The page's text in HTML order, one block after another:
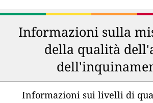
Informazioni sulla
della qualità
Informazioni sui livelli di